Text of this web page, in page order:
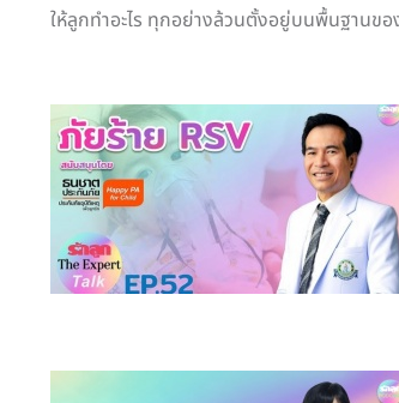
ให้ลูกทำอะไร ทุกอย่างล้วนตั้งอยู่บนพื้นฐานข